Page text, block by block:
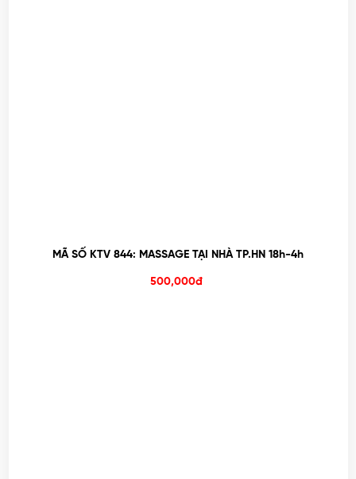
MÃ SỐ KTV 844: MASSAGE TẠI NHÀ TP.HN 18h-4h
500,000đ